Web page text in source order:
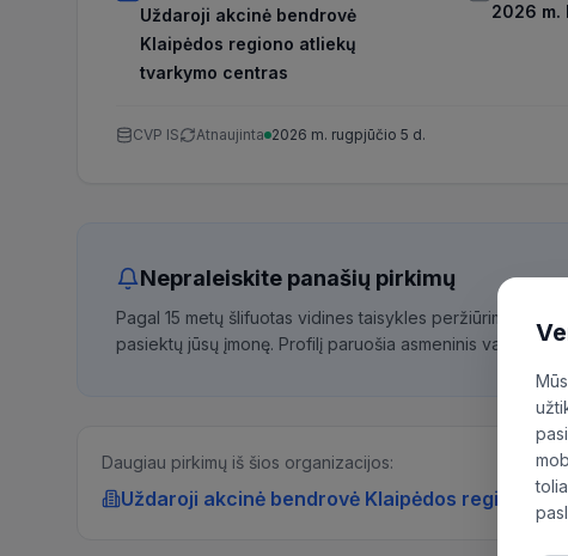
Uždaroji akcinė bendrovė
Klaipėdos regiono atliekų
tvarkymo centras
2026 m.
CVP IS Atnaujinta 2026 m. rugpjūčio 5 d.
Nepraleiskite panašių pirkimų
Pagal 15 metų šlifuotas vidines taisykles peržiūrime
pasiektų jūsų įmonę. Profilį paruošia asmeninis
Daugiau pirkimų iš šios organizacijos:
Uždaroji akcinė bendrovė Klaipėdos regiono